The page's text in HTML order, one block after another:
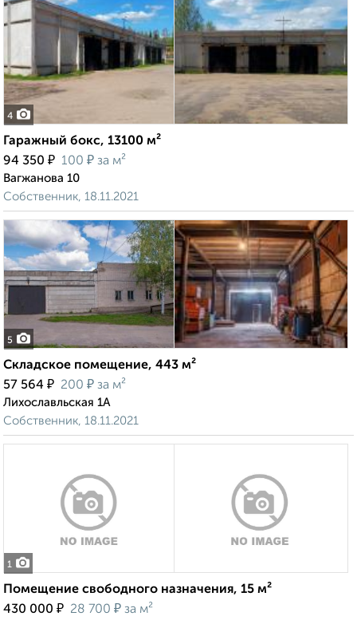
4
Гаражный бокс, 13100 м²
94 350 ₽ 100 ₽ за м²
Вагжанова 10
Собственник, 18.11.2021
5
Складское помещение, 443 м²
57 564 ₽ 200 ₽ за м²
Лихославльская 1А
Собственник, 18.11.2021
1
Помещение свободного назначения, 15 м²
430 000 ₽ 28 700 ₽ за м²